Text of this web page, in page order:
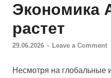
Экономика
растет
29.06.2026 - Leave a Comment
Несмотря на глобальные